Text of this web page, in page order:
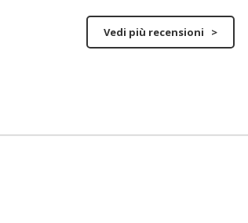
Vedi più recensioni >